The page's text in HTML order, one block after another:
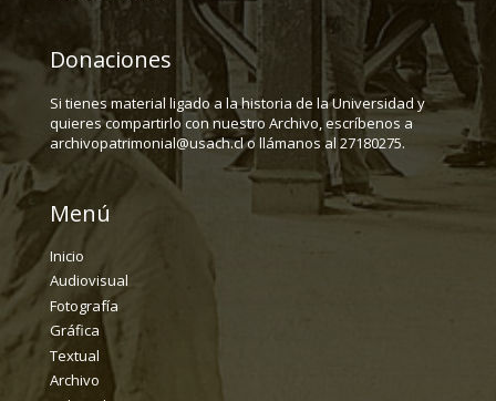
Donaciones
Si tienes material ligado a la historia de la Universidad y
quieres compartirlo con nuestro Archivo, escríbenos a
archivopatrimonial@usach.cl o llámanos al 27180275.
Menú
Inicio
Audiovisual
Fotografía
Gráfica
Textual
Archivo